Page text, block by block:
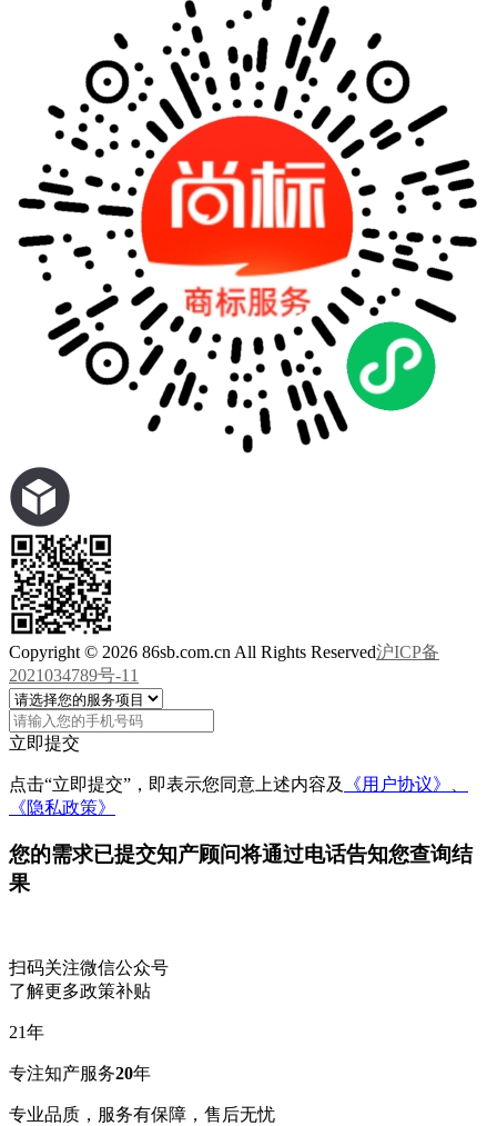
Copyright © 2026 86sb.com.cn All Rights Reserved沪ICP备
2021034789号-11
立即提交
点击“立即提交”，即表示您同意上述内容及
《用户协议》、
《隐私政策》
您的需求已提交知产顾问将通过电话告知您查询结
果
扫码关注微信公众号
了解更多政策补贴
21年
专注知产服务20年
专业品质，服务有保障，售后无忧